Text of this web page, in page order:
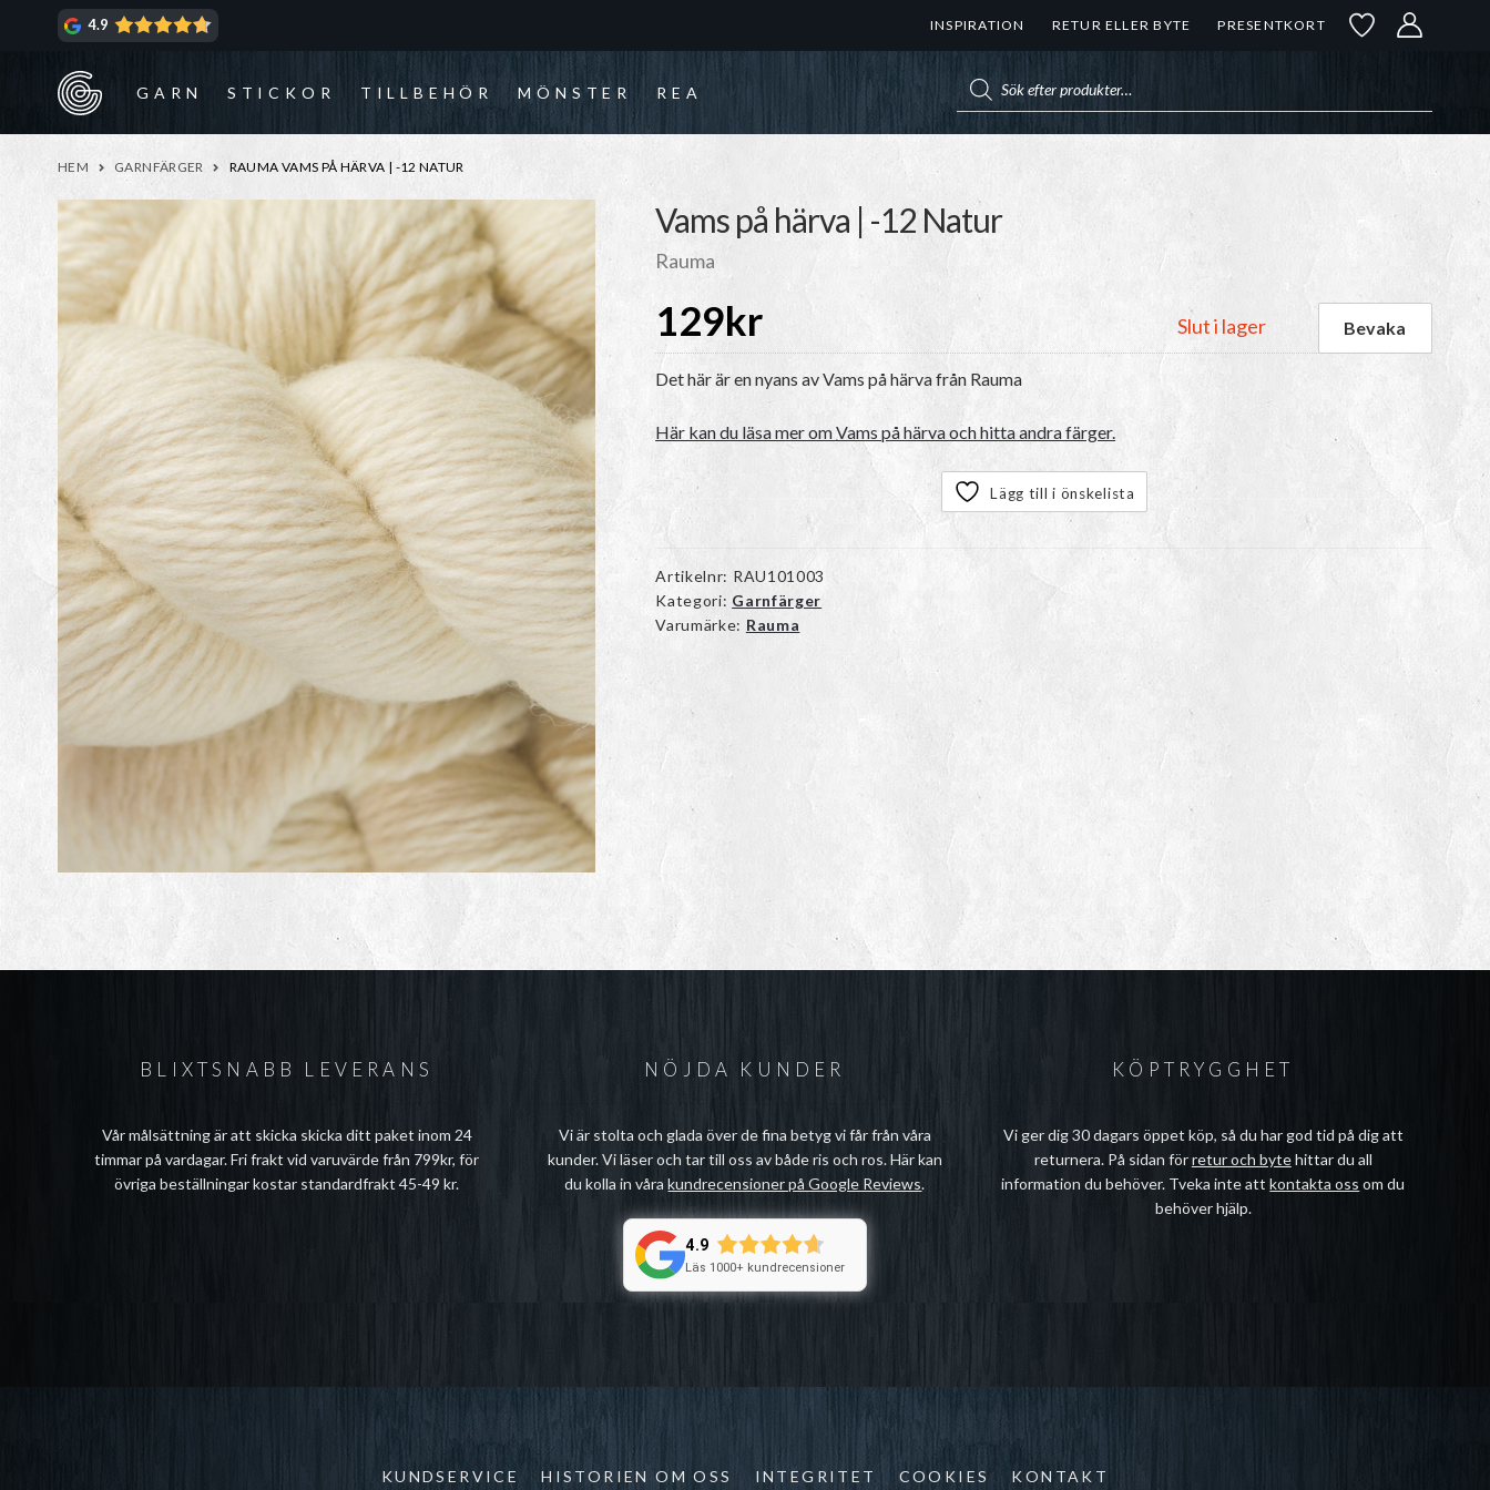
4.9 INSPIRATION RETUR ELLER BYTE PRESENTKORT
GARN STICKOR TILLBEHÖR MÖNSTER REA
HEM GARNFÄRGER RAUMA VAMS PÅ HÄRVA | -12 NATUR
Vams på härva | -12 Natur
Rauma
129kr Slut i lager
Det här är en nyans av Vams på härva från Rauma
Här kan du läsa mer om Vams på härva och hitta andra färger.
Lägg till i önskelista
Artikelnr: RAU101003
Kategori: Garnfärger
Varumärke: Rauma
BLIXTSNABB LEVERANS
Vår målsättning är att skicka skicka ditt paket inom 24
timmar på vardagar. Fri frakt vid varuvärde från 799kr, för
övriga beställningar kostar standardfrakt 45-49 kr.
NÖJDA KUNDER
Vi är stolta och glada över de fina betyg vi får från våra
kunder. Vi läser och tar till oss av både ris och ros. Här kan
du kolla in vårakundrecensioner på Google Reviews.
4.9
Läs 1000+ kundrecensioner
KÖPTRYGGHET
Vi ger dig 30 dagars öppet köp, så du har god tid på dig att
returnera. På sidan förretur och bytehittar du all
information du behöver. Tveka inte attkontakta oss om du
behöver hjälp.
KUNDSERVICE HISTORIEN OM OSS INTEGRITET COOKIES KONTAKT